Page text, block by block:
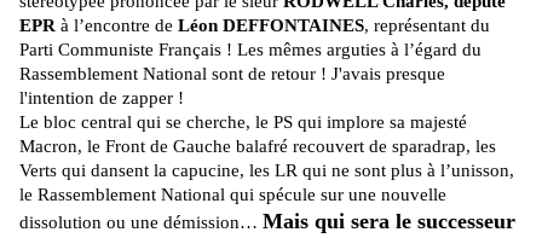
EPR à l’encontre de Léon DEFFONTAINES, représentant du
Parti Communiste Français ! Les mêmes arguties à l’égard du
Rassemblement National sont de retour ! J'avais presque
l'intention de zapper !
Le bloc central qui se cherche, le PS qui implore sa majesté
Macron, le Front de Gauche balafré recouvert de sparadrap, les
Verts qui dansent la capucine, les LR qui ne sont plus à l’unisson,
le Rassemblement National qui spécule sur une nouvelle
dissolution ou une démission… Mais qui sera le successeur